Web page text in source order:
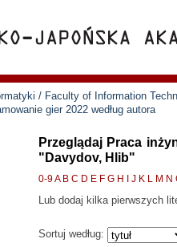
/ Faculty of Information
gier 2022 według autora
Przeglądaj Praca
"Davydov, Hlib"
0-9A B C D E F G H J K L M N
Lub dodaj kilka pierwszych
Sortuj według: